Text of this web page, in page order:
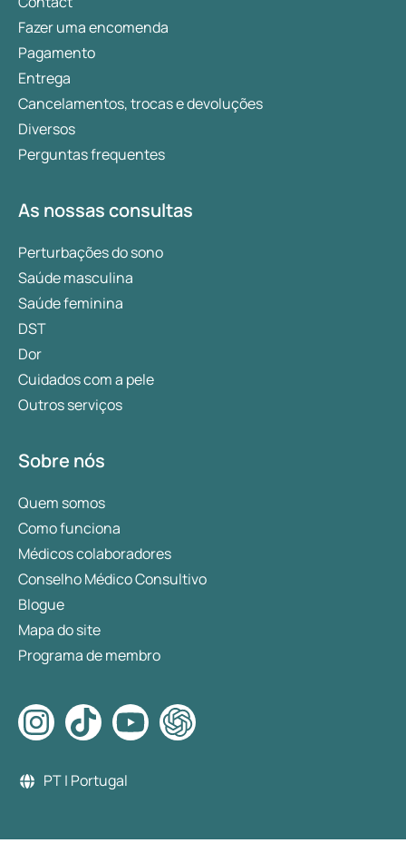
Fazer uma encomenda
Pagamento
Entrega
Cancelamentos, trocas e devoluções
Diversos
Perguntas frequentes
As nossas consultas
Perturbações do sono
Saúde masculina
Saúde feminina
DST
Dor
Cuidados com a pele
Outros serviços
Sobre nós
Quem somos
Como funciona
Médicos colaboradores
Conselho Médico Consultivo
Blogue
Mapa do site
Programa de membro
PT | Portugal